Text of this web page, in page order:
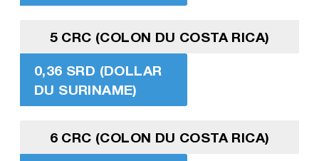
5 CRC (COLON DU COSTA RICA)
0,36 SRD (DOLLAR
DU SURINAME)
6 CRC (COLON DU COSTA RICA)